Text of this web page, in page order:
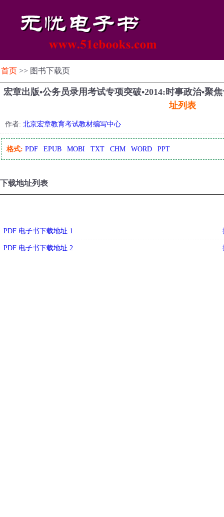
首页 >> 图书下载页
宏章出版•公务员录用考试专项突破•2014:时事政治•聚
址列表
作者: 北京宏章教育考试教材编写中心
格式: PDF EPUB MOBI TXT CHM WORD PPT
下载地址列表
PDF 电子书下载地址 1
PDF 电子书下载地址 2